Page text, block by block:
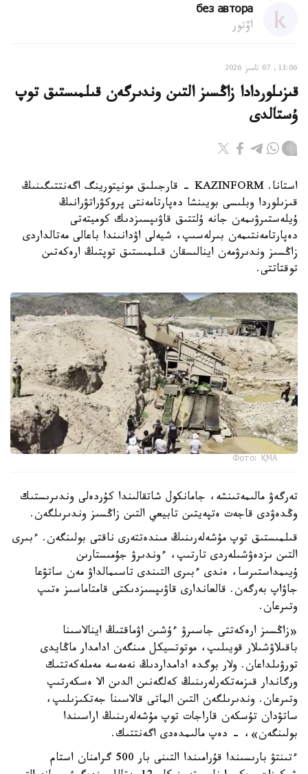
без автора
اۆتور
13:06, 07 تامىز 2026
قىزىلوردادا زاڭسىز التىن وندىرگەن قىلمىستىق توپ
ۇستالدى
استانا. KAZINFORM - قارجىلىق مونيتورينگ اگەنتتىگىنىڭ
قىزىلوردا وبلىسى بويىنشا دەپارتامەنتى پروكۋراتۋرانىڭ
ۇيلەستىرۋىمەن جانە ۇلتتىق قاۋىپسىزدىك كوميتەتى
دەپارتامەنتىمەن بىرلەسىپ، شيەلى اۋدانىندا باعالى مەتالداردى
زاڭسىز وندىرۋمەن اينالىسقان قىلمىستىق توپتىڭ ارەكەتىن
توقتاتتى.
Фото: ҚМА
تەرگەۋ مالىمەتىنشە، جامانكول شاتقالىندا كۇردەلى وندىرىستىك
وڭدەۋدى قاجەت ەتپەيتىن تابيعي التىن زاڭسىز وندىرىلگەن.
قىلمىستىق توپ مۇشەلەرىنىڭ مىندەتتەرى ناقتى بولىنگەن. ءبىرى
التىن ىزدەۋشىلەردى تارتىپ، ءوندىرۋ جۇمىستارىن
ۇيىمداستىرسا، ەندى ءبىرى التىندى تاسىمالداۋ مەن ساتۋعا
جاۋاپ بەرگەن. قالعاندارى قاۋىپسىزدىكتى قامتاماسىز ەتىپ
وتىرعان.
«زاڭسىز ارەكەتتى جاسىرۋ ءۇشىن اۋماقتىڭ اينالاسىنا
باقىلاۋشىلار قويىلىپ، موتوتسيكل مىنگەن ادامدار ماڭايدى
تورۋىلداعان. ولار بوگدە ادامداردىڭ نەمەسە مەملەكەتتىك
ورگاندار قىزمەتكەرلەرىنىڭ كەلگەنىن الدىن الا ەسكەرتىپ
وتىرعان. وندىرىلگەن التىن الماتى قالاسىنا جەتكىزىلىپ،
ساتۋدان تۇسكەن قاراجات توپ مۇشەلەرىنىڭ اراسىندا
بولىنگەن»، - دەپ مالىمدەدى اگەنتتىك.
ءتىنتۋ بارىسىندا قۇرامىندا التىنى بار 500 گرامنان استام